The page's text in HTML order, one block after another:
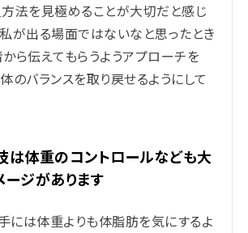
法を見極めることが大切だと感じ
が出る場面ではないなと思ったとき
ら伝えてもらうようアプローチを
のバランスを取り戻せるようにして
は体重のコントロールなども大
ージがあります
には体重よりも体脂肪を気にするよ